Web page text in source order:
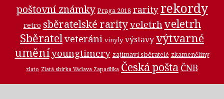
poštovní známky Praga 2018 rarity rekordy
retro sběratelské rarityveletrhveletrh
Sběratelveteráni vinyly výstavyvýtvarné
uměníyoungtimery zajímaví sběratelé zkameněliny
zlato Zlatá sbírka Václava Zapadlíka Česká pošta ČNB